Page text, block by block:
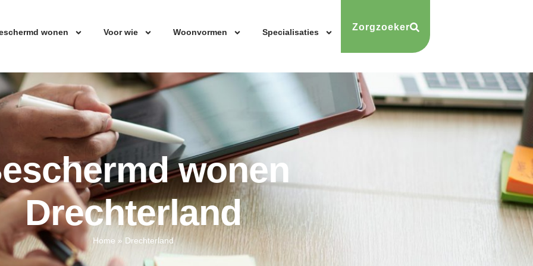
wonen Voor wie Woonvormen Specialisaties Zorgzoeker
wonen
Drechterland
Home » Drechterland